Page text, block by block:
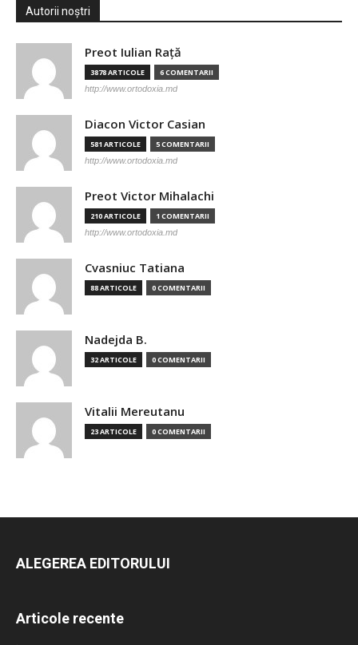
Autorii noștri
Preot Iulian Raţă
3878 ARTICOLE 6 COMENTARII
http://www.ortodoxia.md
Diacon Victor Casian
581 ARTICOLE 5 COMENTARII
http://www.ortodoxia.md
Preot Victor Mihalachi
210 ARTICOLE 1 COMENTARII
http://www.ortodoxia.md
Cvasniuc Tatiana
88 ARTICOLE 0 COMENTARII
Nadejda B.
32 ARTICOLE 0 COMENTARII
Vitalii Mereutanu
23 ARTICOLE 0 COMENTARII
ALEGEREA EDITORULUI
Articole recente